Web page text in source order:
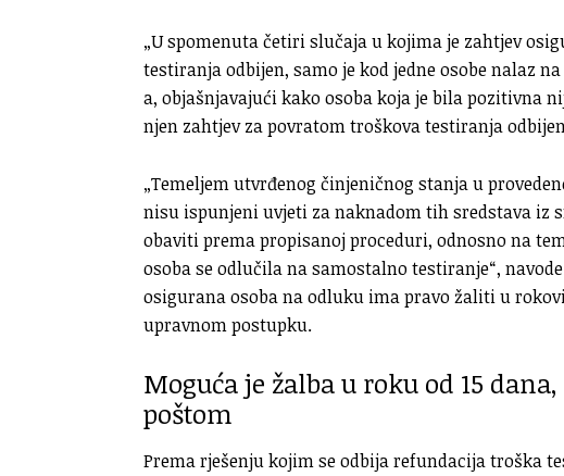
„U spomenuta četiri slučaja u kojima je zahtjev
testiranja odbijen, samo je kod jedne osobe nalaz
a, objašnjavajući kako osoba koja je bila pozitivna
njen zahtjev za povratom troškova testiranja
„Temeljem utvrđenog činjeničnog stanja u
nisu ispunjeni uvjeti za naknadom tih sredstava iz
obaviti prema propisanoj proceduri, odnosno na
osoba se odlučila na samostalno testiranje“,
osigurana osoba na odluku ima pravo žaliti u
upravnom postupku.
Moguća je žalba u roku od 15
poštom
Prema rješenju kojim se odbija refundacija troška